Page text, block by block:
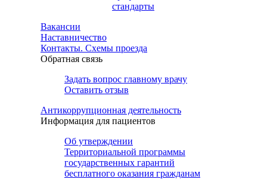
стандарты
Вакансии
Наставничество
Контакты. Схемы проезда
Обратная связь
Задать вопрос главному врачу
Оставить отзыв
Антикоррупционная деятельность
Информация для пациентов
Об утверждении
Территориальной программы
государственных гарантий
бесплатного оказания гражданам